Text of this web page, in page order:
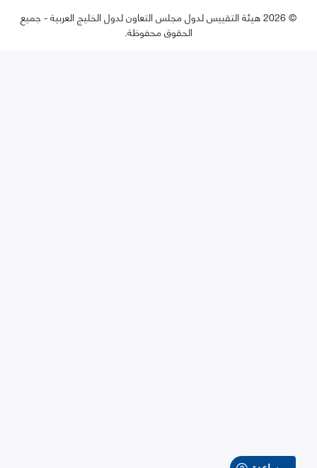
©2026 هيئة التقييس لدول مجلس التعاون لدول الخليج العربية
- جميع
الحقوق محفوظة.